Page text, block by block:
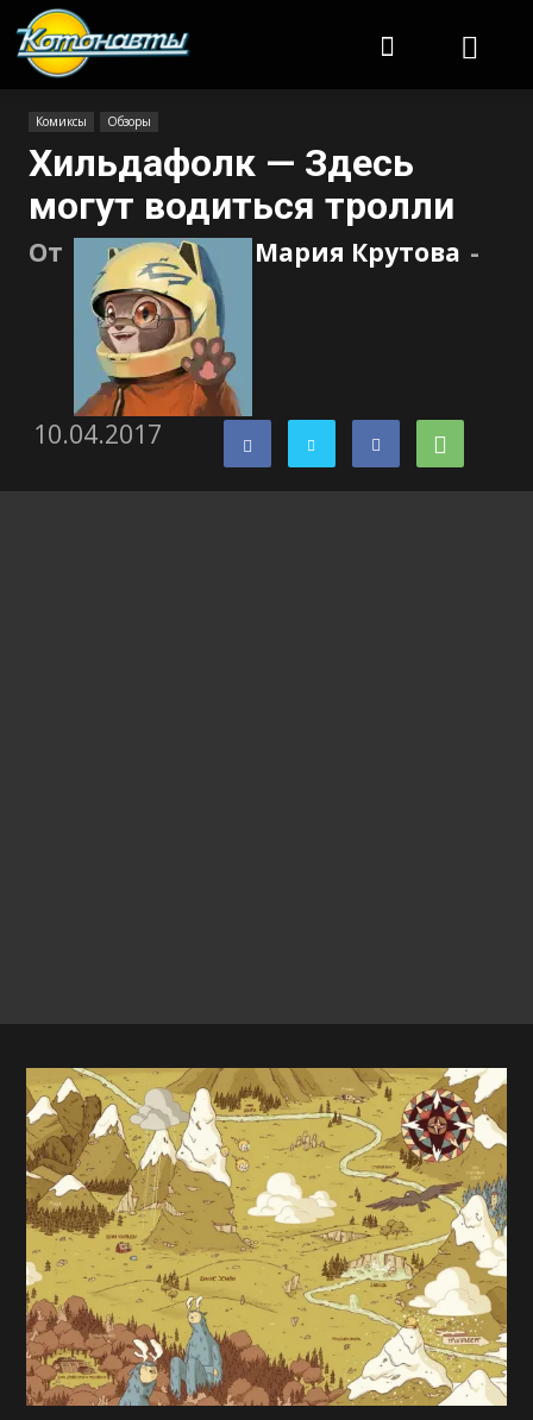
Комиксы Обзоры
Хильдафолк — Здесь
могут водиться тролли
От Мария Крутова -
10.04.2017